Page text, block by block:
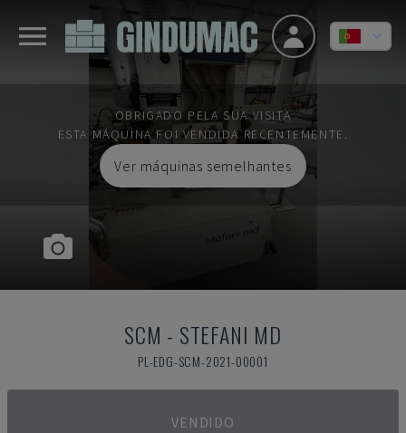
OBRIGADO PELA SUA VISITA
ESTA MÁQUINA FOI VENDIDA RECENTEMENTE.
Ver máquinas semelhantes
SCM - STEFANI MD
PL-EDG-SCM-2021-00001
VENDIDO